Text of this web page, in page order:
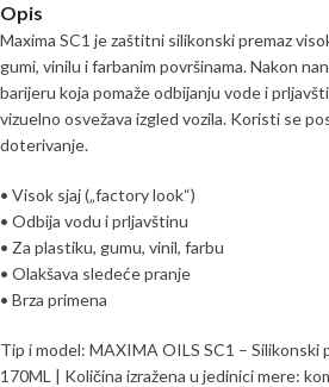
Opis
Maxima SC1 je zaštitni silikonski premaz
gumi, vinilu i farbanim površinama. Nakon
barijeru koja pomaže odbijanju vode i
vizuelno osvežava izgled vozila. Koristi se
doterivanje.
• Visok sjaj („factory look“)
• Odbija vodu i prljavštinu
• Za plastiku, gumu, vinil, farbu
• Olakšava sledeće pranje
• Brza primena
Tip i model: MAXIMA OILS SC1 – Silikonski
170ML | Količina izražena u jedinici mere: